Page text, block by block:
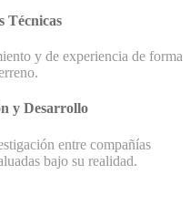
Técnicas
y de experiencia de forma
y Desarrollo
entre compañías
bajo su realidad.